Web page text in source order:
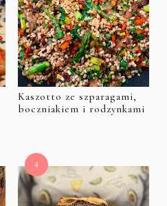
Kaszotto ze szparagami,
boczniakiem i rodzynkami